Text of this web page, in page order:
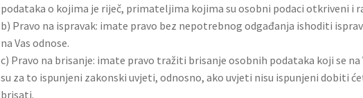
podataka o kojima je riječ, primateljima kojima su osobni podaci otkriveni i
b) Pravo na ispravak: imate pravo bez nepotrebnog odgađanja ishoditi
na Vas odnose.
c) Pravo na brisanje: imate pravo tražiti brisanje osobnih podataka koji se
su za to ispunjeni zakonski uvjeti, odnosno, ako uvjeti nisu ispunjeni dobiti
brisati.